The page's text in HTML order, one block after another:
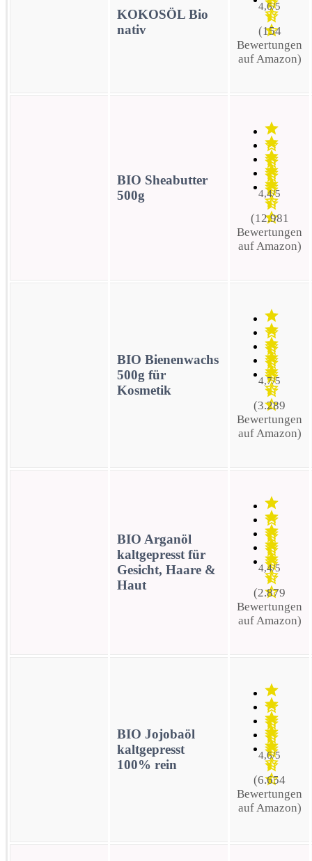
KOKOSÖL Bio
nativ
4,6/5
(154
Bewertungen
auf Amazon)
BIO Sheabutter
500g
4,4/5
(12.981
Bewertungen
auf Amazon)
BIO Bienenwachs
500g für
Kosmetik
4,7/5
(3.289
Bewertungen
auf Amazon)
BIO Arganöl
kaltgepresst für
Gesicht, Haare &
Haut
4,4/5
(2.879
Bewertungen
auf Amazon)
BIO Jojobaöl
kaltgepresst
100% rein
4,6/5
(6.654
Bewertungen
auf Amazon)